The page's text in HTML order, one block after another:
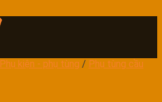
Phụ kiện - phụ tùng / Phụ tùng cầu